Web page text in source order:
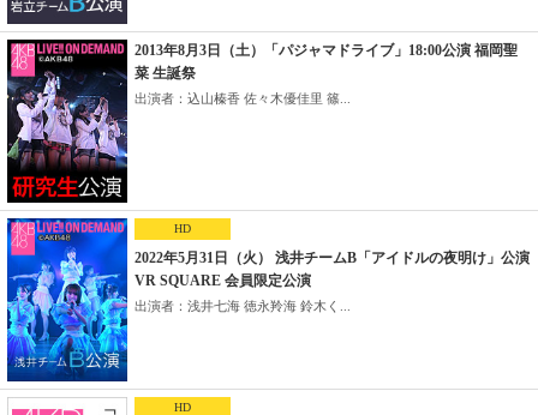
2013年8月3日（土）「パジャマドライブ」18:00公演 福岡聖
菜 生誕祭
出演者：込山榛香 佐々木優佳里 篠...
HD
2022年5月31日（火） 浅井チームB「アイドルの夜明け」公演
VR SQUARE 会員限定公演
出演者：浅井七海 徳永羚海 鈴木く...
HD